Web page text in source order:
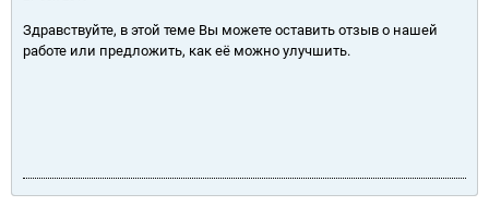
Здравствуйте, в этой теме Вы можете оставить отзыв о нашей
работе или предложить, как её можно улучшить.